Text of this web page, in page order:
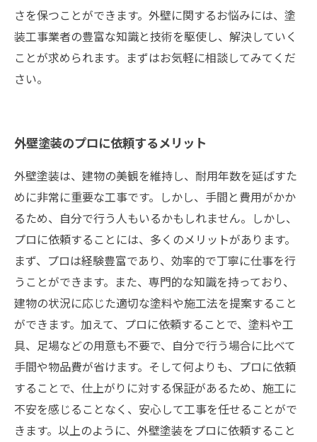
さを保つことができます。外壁に関するお悩みには、塗
装工事業者の豊富な知識と技術を駆使し、解決していく
ことが求められます。まずはお気軽に相談してみてくだ
さい。
外壁塗装のプロに依頼するメリット
外壁塗装は、建物の美観を維持し、耐用年数を延ばすた
めに非常に重要な工事です。しかし、手間と費用がかか
るため、自分で行う人もいるかもしれません。しかし、
プロに依頼することには、多くのメリットがあります。
まず、プロは経験豊富であり、効率的で丁寧に仕事を行
うことができます。また、専門的な知識を持っており、
建物の状況に応じた適切な塗料や施工法を提案すること
ができます。加えて、プロに依頼することで、塗料や工
具、足場などの用意も不要で、自分で行う場合に比べて
手間や物品費が省けます。そして何よりも、プロに依頼
することで、仕上がりに対する保証があるため、施工に
不安を感じることなく、安心して工事を任せることがで
きます。以上のように、外壁塗装をプロに依頼すること